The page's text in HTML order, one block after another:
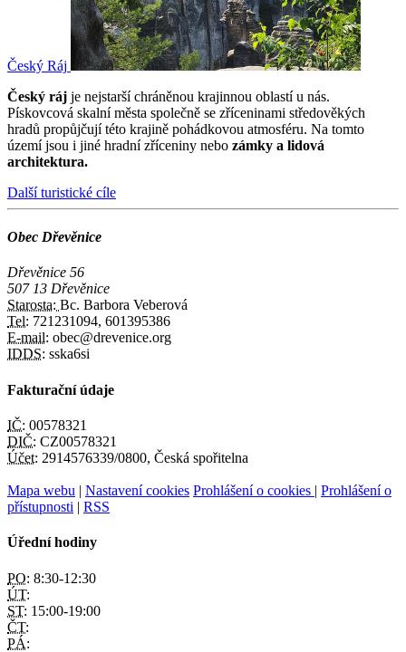
Český Ráj
Český ráj je nejstarší chráněnou krajinnou oblastí u nás.
Pískovcová skalní města společně se zříceninami středověkých
hradů propůjčují této krajině pohádkovou atmosféru. Na tomto
území jsou i jiné hradní zříceniny nebo zámky a lidová
architektura.
Další turistické cíle
Obec Dřevěnice
Dřevěnice 56
507 13 Dřevěnice
Starosta: Bc. Barbora Veberová
Tel: 721231094, 601395386
E-mail: obec@drevenice.org
IDDS: sska6si
Fakturační údaje
IČ: 00578321
DIČ: CZ00578321
Účet: 2914576339/0800, Česká spořitelna
Mapa webu | Nastavení cookies Prohlášení o cookies | Prohlášení o
přístupnosti | RSS
Úřední hodiny
PO: 8:30-12:30
ÚT:
ST: 15:00-19:00
ČT:
PÁ: